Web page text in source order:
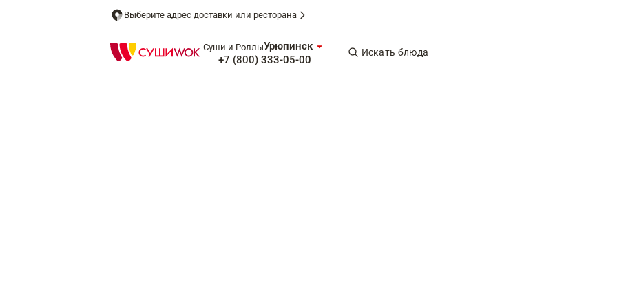
Выберите адрес доставки или ресторана
Суши и РоллыУрюпинск
+7 (800) 333-05-00
Искать блюда